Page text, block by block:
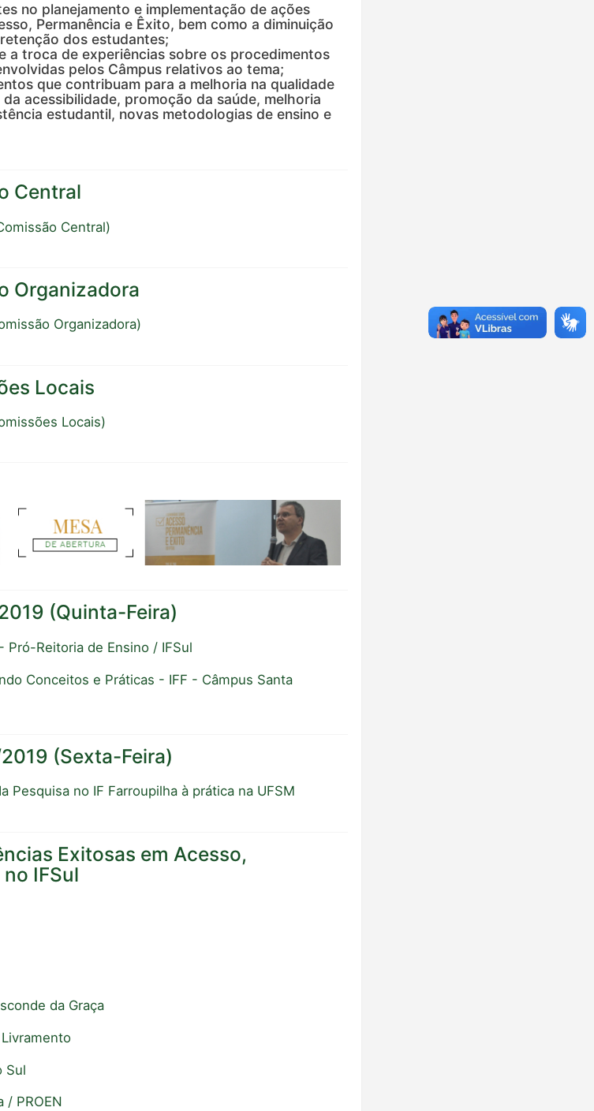
no planejamento e implementação de ações
Permanência e Êxito, bem como a diminuição
dos estudantes;
a troca de experiências sobre os procedimentos
pelos Câmpus relativos ao tema;
que contribuam para a melhoria na qualidade
acessibilidade, promoção da saúde, melhoria
estudantil, novas metodologias de ensino e
Central
Central)
Organizadora
Organizadora)
Locais
Locais)
(Quinta-Feira)
Pró-Reitoria de Ensino / IFSul
Conceitos e Práticas - IFF - Câmpus Santa
(Sexta-Feira)
Pesquisa no IF Farroupilha à prática na UFSM
Exitosas em Acesso,
IFSul
da Graça
Sul
/ PROEN